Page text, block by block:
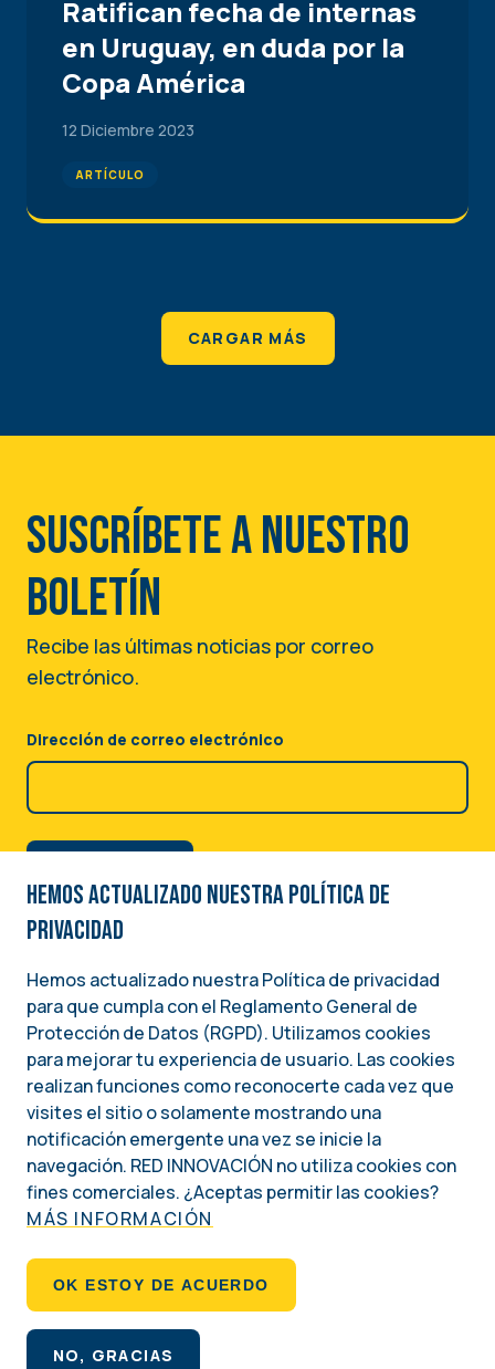
Ratifican fecha de internas
en Uruguay, en duda por la
Copa América
12 Diciembre 2023
ARTÍCULO
CARGAR MÁS
Suscríbete a nuestro
boletín
Recibe las últimas noticias por correo
electrónico.
Dirección de correo electrónico
Image
Una iniciativa del
INSTITUTO NACIONAL DEMÓCRATA PARA ASUNTOS INTERNACIONALES (NDI)
Social
Footer
QUIÉNES SOMOS
POLÍTICA DE PRIVACIDAD
Hemos actualizado nuestra Política de
privacidad
Hemos actualizado nuestra Política de privacidad
para que cumpla con el Reglamento General de
Protección de Datos (RGPD). Utilizamos cookies
para mejorar tu experiencia de usuario. Las cookies
realizan funciones como reconocerte cada vez que
visites el sitio o solamente mostrando una
notificación emergente una vez se inicie la
navegación. RED INNOVACIÓN no utiliza cookies con
fines comerciales. ¿Aceptas permitir las cookies?
MÁS INFORMACIÓN
OK ESTOY DE ACUERDO
NO, GRACIAS